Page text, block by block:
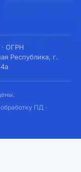
ОГРН
Республика, г.
ПД ·